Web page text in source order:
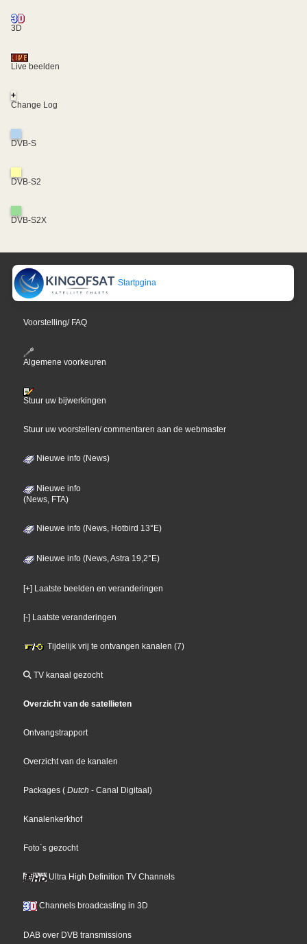
3D
Live beelden
+
Change Log
DVB-S
DVB-S2
DVB-S2X
Startpgina
Voorstelling/ FAQ
Algemene voorkeuren
Stuur uw bijwerkingen
Stuur uw voorstellen/ commentaren aan de webmaster
Nieuwe info (News)
Nieuwe info
(News, FTA)
Nieuwe info (News, Hotbird 13°E)
Nieuwe info (News, Astra 19,2°E)
[+] Laatste beelden en veranderingen
[-] Laatste veranderingen
Tijdelijk vrij te ontvangen kanalen (7)
TV kanaal gezocht
Overzicht van de satellieten
Ontvangstrapport
Overzicht van de kanalen
Packages ( Dutch - Canal Digitaal)
Kanalenkerkhof
Foto´s gezocht
Ultra High Definition TV Channels
Channels broadcasting in 3D
DAB over DVB transmissions